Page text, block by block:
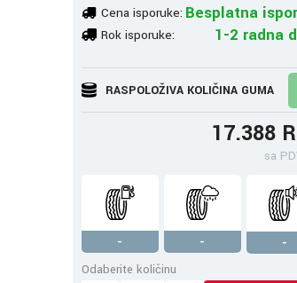
Cena isporuke: Besplatna
Rok isporuke: 1-2 radna
RASPOLOŽIVA KOLIČINA GUMA
17.388
sa
- -
-
Odaberite količinu